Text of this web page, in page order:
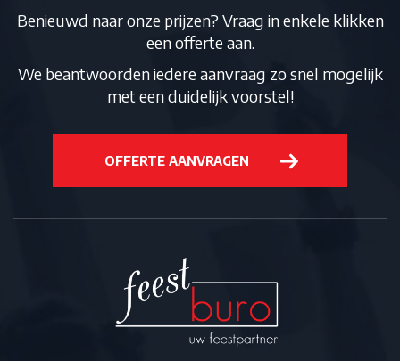
Benieuwd naar onze prijzen? Vraag in enkele klikken
een offerte aan.
We beantwoorden iedere aanvraag zo snel mogelijk
met een duidelijk voorstel!
OFFERTE AANVRAGEN